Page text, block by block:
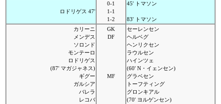
ロドリゲス 47'
0-1
1-1
1-2
45' トマソン
83' トマソン
カリーニ
メンデス
ソロンド
モンテーロ
ロドリゲス
(87' マガジャネス)
ギグー
ガルシア
バレラ
レコバ
GK
DF
MF
セーレンセン
ヘルベグ
ヘンリクセン
ラウルセン
ハインツェ
(60' N・イェンセン)
グラベセン
トーフティング
グロンキアル
(70' ヨルゲンセン)